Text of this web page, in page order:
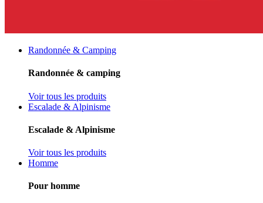
Randonnée & Camping
Randonnée & camping
Voir tous les produits
Escalade & Alpinisme
Escalade & Alpinisme
Voir tous les produits
Homme
Pour homme